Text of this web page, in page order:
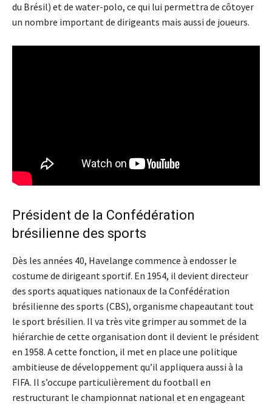
du Brésil) et de water-polo, ce qui lui permettra de côtoyer
un nombre important de dirigeants mais aussi de joueurs.
Président de la Confédération
brésilienne des sports
Dès les années 40, Havelange commence à endosser le
costume de dirigeant sportif. En 1954, il devient directeur
des sports aquatiques nationaux de la Confédération
brésilienne des sports (CBS), organisme chapeautant tout
le sport brésilien. Il va très vite grimper au sommet de la
hiérarchie de cette organisation dont il devient le président
en 1958. A cette fonction, il met en place une politique
ambitieuse de développement qu’il appliquera aussi à la
FIFA. Il s’occupe particulièrement du football en
restructurant le championnat national et en engageant